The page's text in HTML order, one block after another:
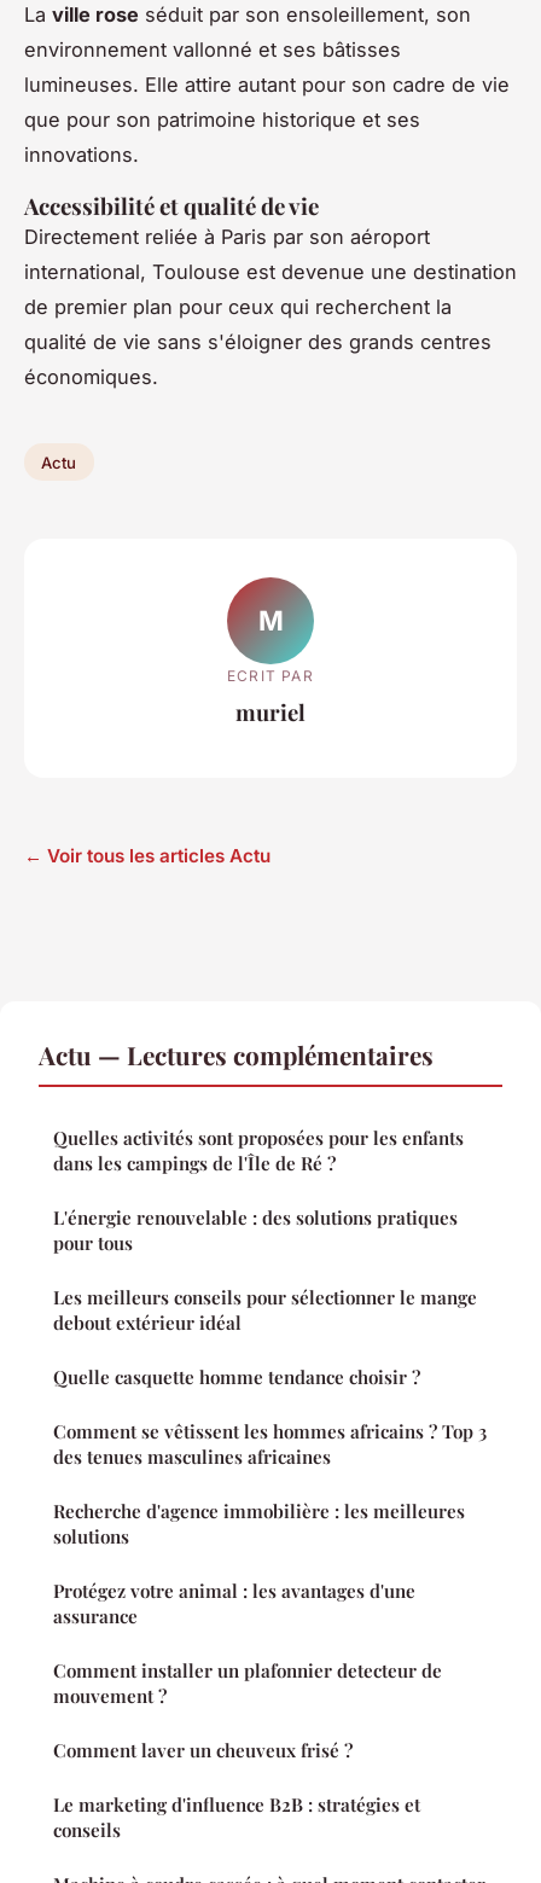
La ville rose séduit par son ensoleillement, son
environnement vallonné et ses bâtisses
lumineuses. Elle attire autant pour son cadre de vie
que pour son patrimoine historique et ses
innovations.
Accessibilité et qualité de vie
Directement reliée à Paris par son aéroport
international, Toulouse est devenue une destination
de premier plan pour ceux qui recherchent la
qualité de vie sans s'éloigner des grands centres
économiques.
Actu
M
ECRIT PAR
muriel
← Voir tous les articles Actu
Actu — Lectures complémentaires
Quelles activités sont proposées pour les enfants
dans les campings de l'Île de Ré ?
L'énergie renouvelable : des solutions pratiques
pour tous
Les meilleurs conseils pour sélectionner le mange
debout extérieur idéal
Quelle casquette homme tendance choisir ?
Comment se vêtissent les hommes africains ? Top 3
des tenues masculines africaines
Recherche d'agence immobilière : les meilleures
solutions
Protégez votre animal : les avantages d'une
assurance
Comment installer un plafonnier detecteur de
mouvement ?
Comment laver un cheuveux frisé ?
Le marketing d'influence B2B : stratégies et
conseils